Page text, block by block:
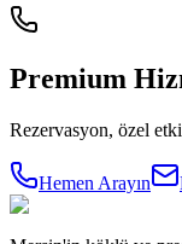
Premium
Rezervasyon, özel
Hemen Arayın